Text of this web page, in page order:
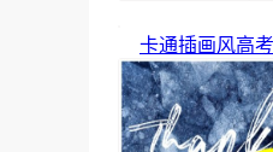
卡通插画风高